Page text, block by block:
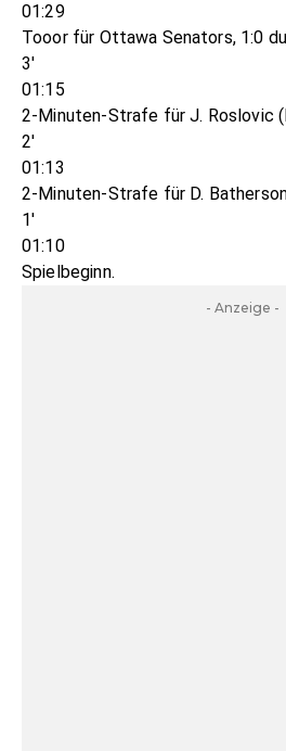
01:29
Tooor für Ottawa Senators, 1:0
3'
01:15
2-Minuten-Strafe für J. Roslovic
2'
01:13
2-Minuten-Strafe für D.
1'
01:10
Spielbeginn.
- Anzeige -